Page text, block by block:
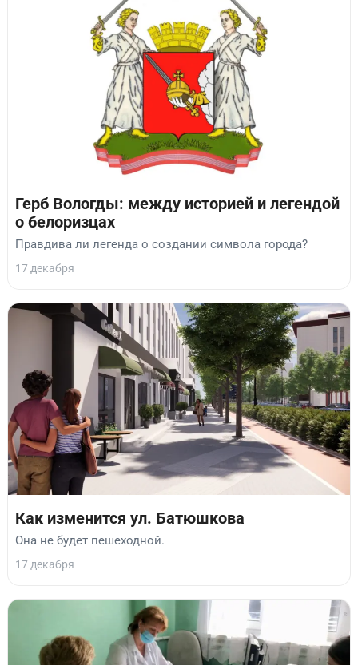
Герб Вологды: между историей и легендой
о белоризцах
Правдива ли легенда о создании символа города?
17 декабря
Как изменится ул. Батюшкова
Она не будет пешеходной.
17 декабря